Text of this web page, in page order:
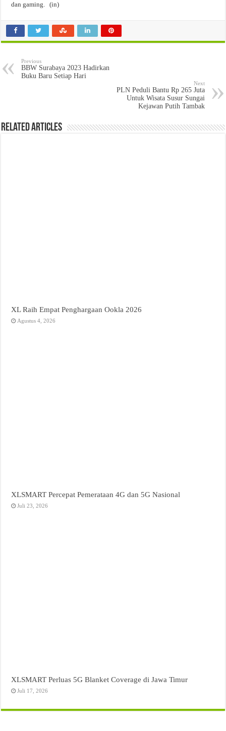
dan gaming. (in)
Previous
BBW Surabaya 2023 Hadirkan
Buku Baru Setiap Hari
Next
PLN Peduli Bantu Rp 265 Juta
Untuk Wisata Susur Sungai
Kejawan Putih Tambak
Related Articles
XL Raih Empat Penghargaan Ookla 2026
Agustus 4, 2026
XLSMART Percepat Pemerataan 4G dan 5G Nasional
Juli 23, 2026
XLSMART Perluas 5G Blanket Coverage di Jawa Timur
Juli 17, 2026